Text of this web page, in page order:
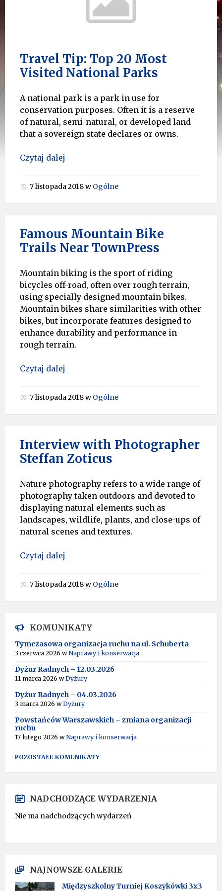
Travel Tip: Top 20 Most
Visited National Parks
A national park is a park in use for
conservation purposes. Often it is a reserve
of natural, semi-natural, or developed land
that a sovereign state declares or owns.
Czytaj dalej
7 listopada 2018w Ogólne
Famous Mountain Bike
Trails Near TownPress
Mountain biking is the sport of riding
bicycles off-road, often over rough terrain,
using specially designed mountain bikes.
Mountain bikes share similarities with other
bikes, but incorporate features designed to
enhance durability and performance in
rough terrain.
Czytaj dalej
7 listopada 2018w Ogólne
Interview with Photographer
Steffan Zoticus
Nature photography refers to a wide range of
photography taken outdoors and devoted to
displaying natural elements such as
landscapes, wildlife, plants, and close-ups of
natural scenes and textures.
Czytaj dalej
7 listopada 2018w Ogólne
KOMUNIKATY
Tymczasowa organizacja ruchu na ul. Schuberta
3 czerwca 2026 wNaprawy i konserwacja
Dyżur Radnych – 12.03.2026
11 marca 2026 wDyżury
Dyżur Radnych – 04.03.2026
3 marca 2026 wDyżury
Powstańców Warszawskich – zmiana organizacji
ruchu
17 lutego 2026 wNaprawy i konserwacja
POZOSTAŁE KOMUNIKATY
NADCHODZĄCE WYDARZENIA
Nie ma nadchodzących wydarzeń
NAJNOWSZE GALERIE
Międzyszkolny Turniej Koszykówki 3x3